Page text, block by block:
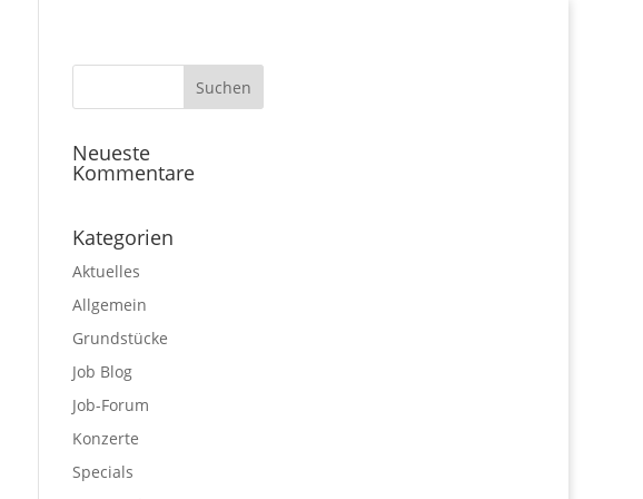
Neueste
Kommentare
Kategorien
Aktuelles
Allgemein
Grundstücke
Job Blog
Job-Forum
Konzerte
Specials